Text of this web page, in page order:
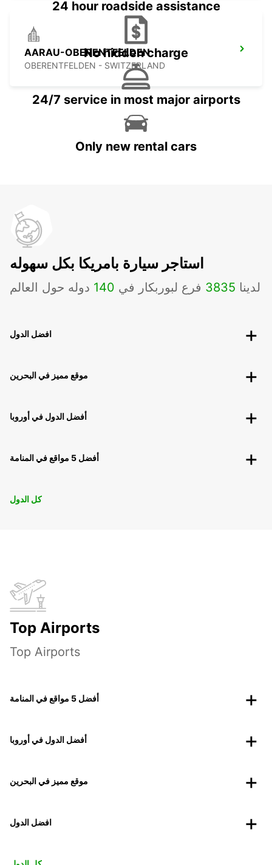
AARAU-OBERENTFELDEN
OBERENTFELDEN - SWITZERLAND
24 hour roadside assistance
No hidden charge
24/7 service in most major airports
Only new rental cars
استاجر سيارة بامريكا بكل سهوله
لدينا 3835 فرع لبوربكار في 140 دوله حول العالم
افضل الدول
موقع مميز في البحرين
أفضل الدول في أوروبا
أفضل 5 مواقع في المنامة
كل الدول
Top Airports
Top Airports
أفضل 5 مواقع في المنامة
أفضل الدول في أوروبا
موقع مميز في البحرين
افضل الدول